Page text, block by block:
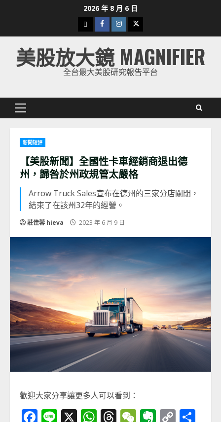
2026 年 8 月 6 日
下
載
美
股
Facebook
Instagram
Twitter
美股放大鏡 MAGNIFIER
全台最大美股研究報告平台
Primary
新聞短評
【美股新聞】全國性卡車經銷商退出德
州，歸咎於州政規管太嚴格
Arrow Truck Sales宣布在德州的三家分店關閉，
結束了在該州32年的經營。
莊佳蓉 hieva 2023 年 6 月 9 日
歡迎大家分享讓更多人可以看到：
Facebook
Line
X WhatsApp
Threads
WeChat
Evernote
Copy